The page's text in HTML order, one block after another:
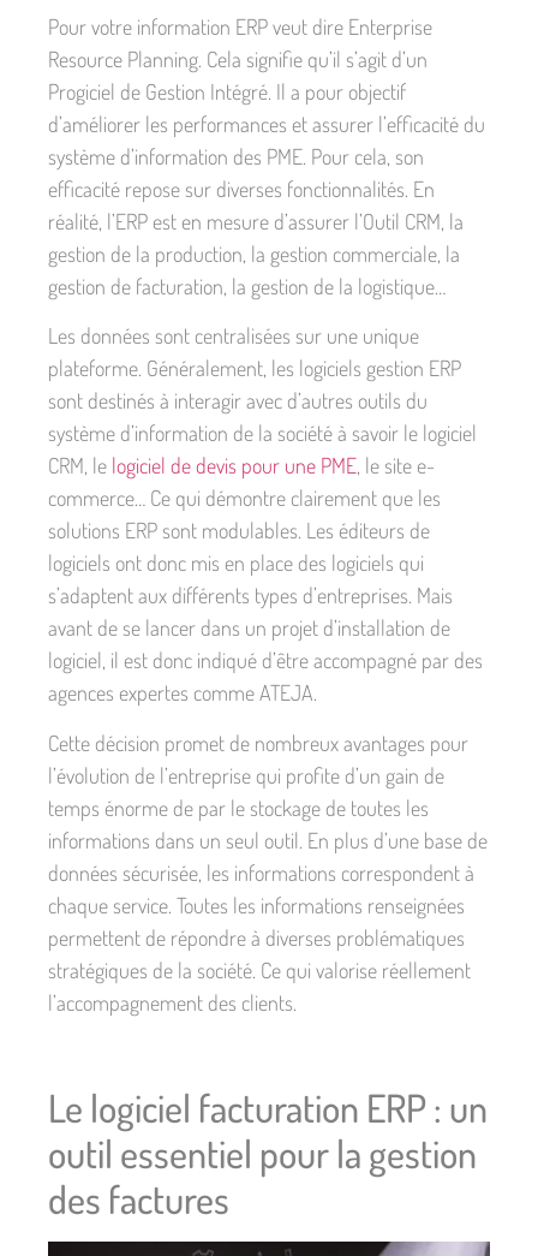
Pour votre information ERP veut dire Enterprise
Resource Planning. Cela signifie qu’il s’agit d’un
Progiciel de Gestion Intégré. Il a pour objectif
d’améliorer les performances et assurer l’efficacité du
système d’information des PME. Pour cela, son
efficacité repose sur diverses fonctionnalités. En
réalité, l’ERP est en mesure d’assurer l’Outil CRM, la
gestion de la production, la gestion commerciale, la
gestion de facturation, la gestion de la logistique…
Les données sont centralisées sur une unique
plateforme. Généralement, les logiciels gestion ERP
sont destinés à interagir avec d’autres outils du
système d’information de la société à savoir le logiciel
CRM, le logiciel de devis pour une PME, le site e-
commerce… Ce qui démontre clairement que les
solutions ERP sont modulables. Les éditeurs de
logiciels ont donc mis en place des logiciels qui
s’adaptent aux différents types d’entreprises. Mais
avant de se lancer dans un projet d’installation de
logiciel, il est donc indiqué d’être accompagné par des
agences expertes comme ATEJA.
Cette décision promet de nombreux avantages pour
l’évolution de l’entreprise qui profite d’un gain de
temps énorme de par le stockage de toutes les
informations dans un seul outil. En plus d’une base de
données sécurisée, les informations correspondent à
chaque service. Toutes les informations renseignées
permettent de répondre à diverses problématiques
stratégiques de la société. Ce qui valorise réellement
l’accompagnement des clients.
Le logiciel facturation ERP : un
outil essentiel pour la gestion
des factures